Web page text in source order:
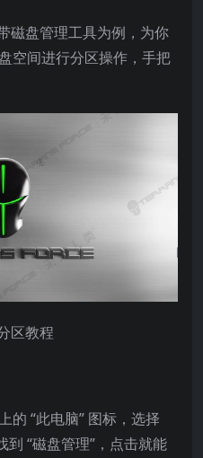
磁盘管理工具为例，为你
空间进行分区操作，手把
区教程​
的 “此电脑” 图标，选择
到 “磁盘管理”，点击就能